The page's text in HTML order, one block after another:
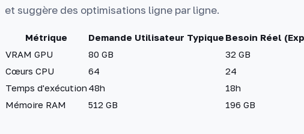
et suggère des optimisations ligne par ligne.
Métrique Demande Utilisateur Typique Besoin Réel
VRAM GPU
80 GB 32 GB
Cœurs CPU
64 24
Temps d'exécution 48h 18h
Mémoire RAM
512 GB 196 GB